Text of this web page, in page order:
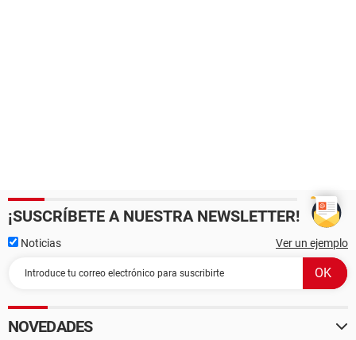
¡SUSCRÍBETE A NUESTRA NEWSLETTER!
Noticias Ver un ejemplo
NOVEDADES